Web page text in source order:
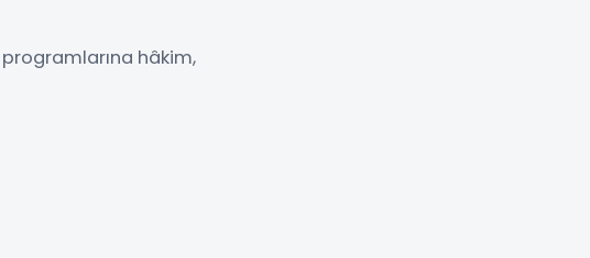
hâkim,